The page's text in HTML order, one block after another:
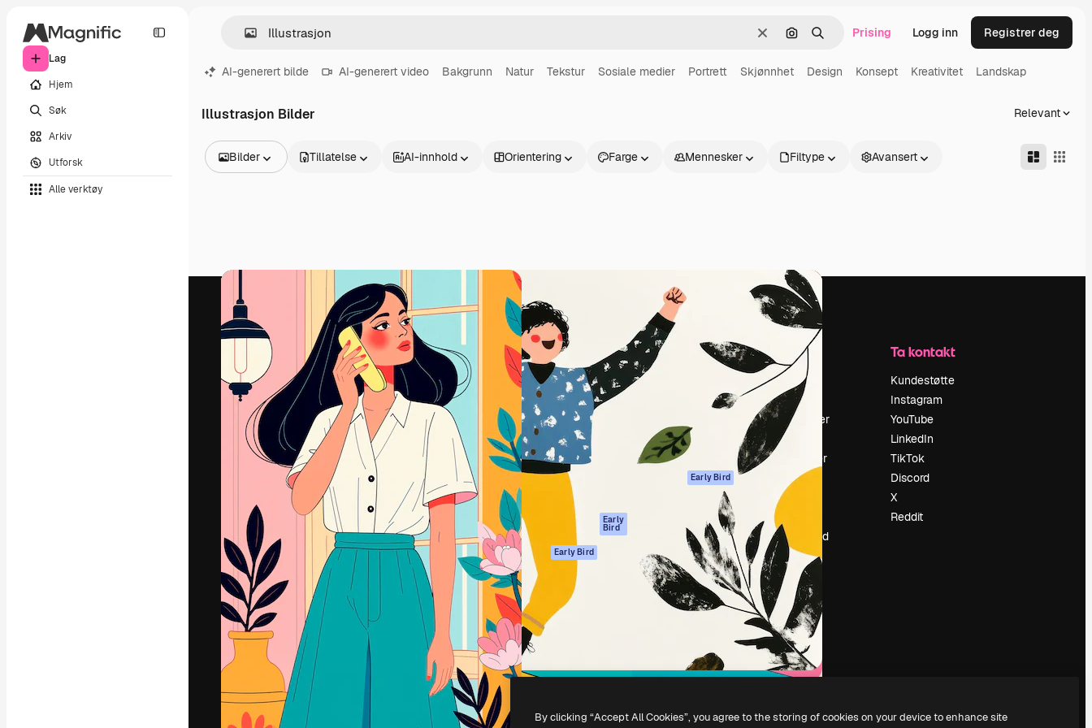
Lag
Hjem
Søk
Arkiv
Utforsk
Alle verktøy
Slett Søk etter bilde
Søk Prising Logg inn Registrer deg
AI-generert bilde AI-generert video Bakgrunn Natur Tekstur Sosiale medier Portrett Skjønnhet Design Konsept Kreativitet Landskap
Illustrasjon Bilder Relevant
Bilder
Videoer
Bevegelsesgrafikk
Videomaler
Ikoner
3D-modeller
Tillatelse AI-innhold Orientering Farge Mennesker Filtype Avansert
Den kreative plattformen for å lede ditt
beste arbeid. Mer enn 1 million abonnenter
blant kreative, selskaper, byråer og studioer.
Norsk bokmål
Produkter
Spaces
AI-assistent
AI Image Generator
AI-videogenerator
AI-
stemmegenerator
Arkivinnhold
MCP for
Claude/ChatGPT
Early
Bird
Agenter Early Bird
API
Mobilapp
Alle Magnific-
verktøy
Kom i gang
Academy
Dokumentasjon
Vilkår for bruk
Personvernerklæring
Early Bird
Retningslinjer for
informasjonskapsler
Tillitssenter
Affiliates
For bedrifter
Selskap
Prising
Om oss
Anmeldelser
Karrierer
Søketrender
Blogg
Hendelser
Slidesgo
Selg innhold
Presserom
Leter etter
magnific.ai
Ta kontakt
Kundestøtte
Instagram
YouTube
LinkedIn
TikTok
Discord
X
Reddit
Copyright © 2010- Freepik Company S.L.U. Alle rettigheter forbeholdt.
By clicking “Accept All Cookies”, you agree to the storing of cookies on your device to enhance site